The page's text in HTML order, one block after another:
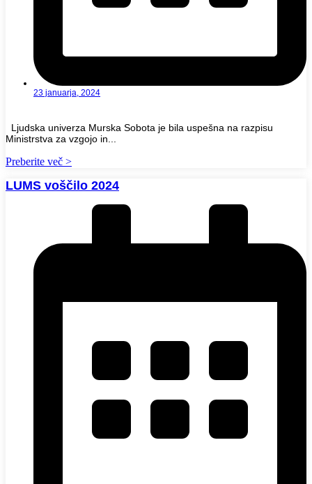
23 januarja, 2024
Ljudska univerza Murska Sobota je bila uspešna na razpisu
Ministrstva za vzgojo in...
Preberite več >
LUMS voščilo 2024